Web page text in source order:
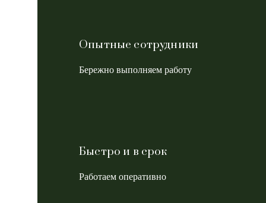
Опытные сотрудники
Бережно выполняем работу
Быстро и в срок
Работаем оперативно